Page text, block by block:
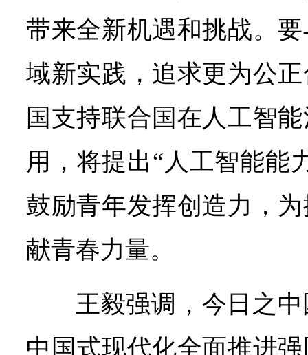
带来全新机遇和挑战。
域新实践，追求更为公
国支持联合国在人工智
用，将提出“人工智能能
鼓励青年发挥创造力，
献青春力量。
王毅强调，今日之
中国式现代化全面推进